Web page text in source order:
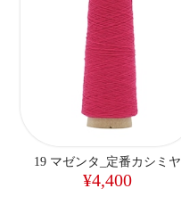
19 マゼンタ_定番カシミヤ
¥4,400